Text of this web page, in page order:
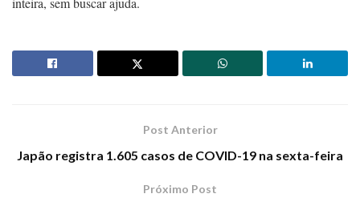
Post Anterior
Japão registra 1.605 casos de COVID-19 na sexta-feira
Próximo Post